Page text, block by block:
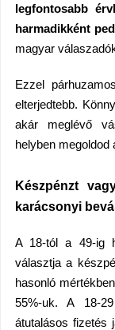
legfontosabb
harmadikként
magyar
Ezzel
elterjedtebb.
akár meglévő
helyben megoldod
Készpénzt
karácsonyi
A 18-tól a 49-ig
választja a
hasonló
55%-uk. A 18-
átutalásos fizetés